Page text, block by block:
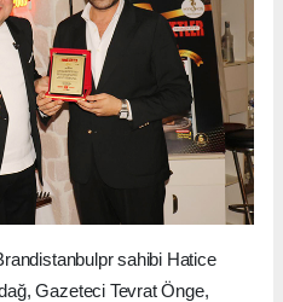
sahibi Hatice
Gazeteci Tevrat Önge,